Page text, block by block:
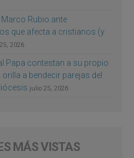
Rubio ante
que afecta a cristianos (y
2026
Papa contestan a su propio
a bendecir parejas del
julio 25, 2026
MÁS VISTAS